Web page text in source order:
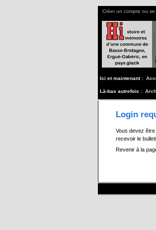
Créer un compte ou
Ici et maintenant :
Là-bas autrefois :
Login
Vous devez
recevoir le
Revenir à la